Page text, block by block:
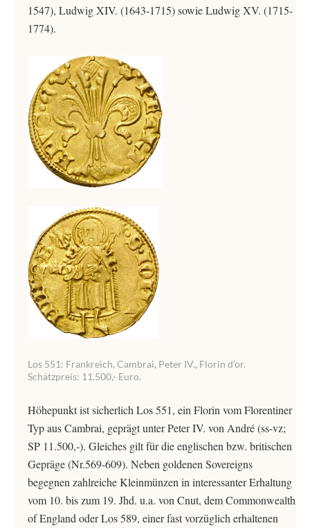
1547), Ludwig XIV. (1643-1715) sowie Ludwig XV. (1715-
1774).
Los 551: Frankreich, Cambrai, Peter IV., Florin d’or.
Schätzpreis: 11.500,- Euro.
Höhepunkt ist sicherlich Los 551, ein Florin vom Florentiner
Typ aus Cambrai, geprägt unter Peter IV. von André (ss-vz;
SP 11.500,-). Gleiches gilt für die englischen bzw. britischen
Gepräge (Nr.569-609). Neben goldenen Sovereigns
begegnen zahlreiche Kleinmünzen in interessanter Erhaltung
vom 10. bis zum 19. Jhd. u.a. von Cnut, dem Commonwealth
of England oder Los 589, einer fast vorzüglich erhaltenen